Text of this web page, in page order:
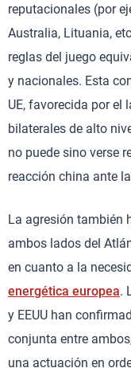
reputacionales (por
Australia, Lituania,
reglas del juego
y nacionales. Esta
UE, favorecida por el
bilaterales de alto
no puede sino verse
reacción china ante
La agresión también
ambos lados del
en cuanto a la
energética europea.
y EEUU han
conjunta entre
una actuación en